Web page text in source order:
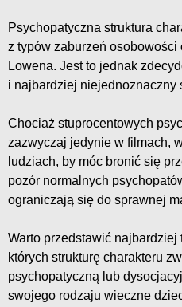
Psychopatyczna struktura
z typów zaburzeń
Lowena. Jest to jednak
i najbardziej niejednoznaczny
Chociaż stuprocentowych
zazwyczaj jedynie w filmach,
ludziach, by móc bronić się
pozór normalnych
ograniczają się do sprawnej
Warto przedstawić
których strukturę charakteru
psychopatyczną lub
swojego rodzaju wieczne